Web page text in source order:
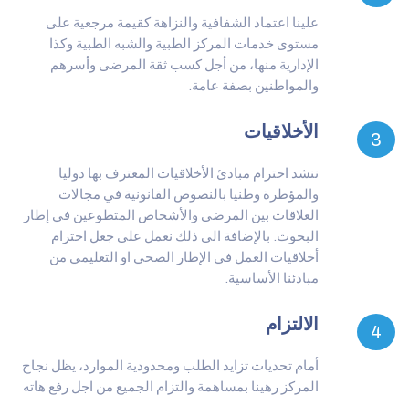
علينا اعتماد الشفافية والنزاهة كقيمة مرجعية على
مستوى خدمات المركز الطبية والشبه الطبية وكذا
الإدارية منها، من أجل كسب ثقة المرضى وأسرهم
والمواطنين بصفة عامة.
3 الأخلاقيات
ننشد احترام مبادئ الأخلاقيات المعترف بها دوليا
والمؤطرة وطنيا بالنصوص القانونية في مجالات
العلاقات بين المرضى والأشخاص المتطوعين في إطار
البحوث. بالإضافة الى ذلك نعمل على جعل احترام
أخلاقيات العمل في الإطار الصحي او التعليمي من
مبادئنا الأساسية.
4 الالتزام
أمام تحديات تزايد الطلب ومحدودية الموارد، يظل نجاح
المركز رهينا بمساهمة والتزام الجميع من اجل رفع هاته